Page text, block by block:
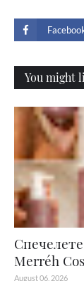
You might
Merréh
August 06, 2026